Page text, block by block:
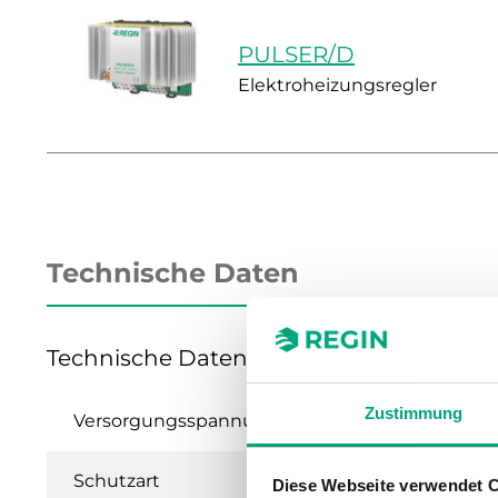
Zustimmung
Diese Webseite verwendet
PULSER/D
Elektroheizungsregler
Technische Daten
Technische Daten für PULSER/D –
Versorgungsspannung
Schutzart IP20